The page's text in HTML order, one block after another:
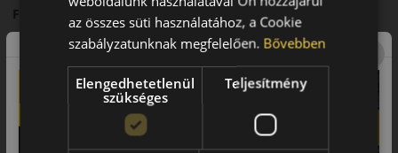
Futófelület és tapadás
A korszerű futófelületi mintázat hatékony vízelvezetést
biztosít, csökkentve az aquaplaning kockázatát. A speciális
gumikeverék stabil tapadást nyújt száraz és nedves úton
egyaránt.
Biztonsági jellemzők
az összes süti használatához, a Cookie
szabályzatunknak megfelelően. Bővebben
Elengedhetetlenül
szükséges
Teljesítmény